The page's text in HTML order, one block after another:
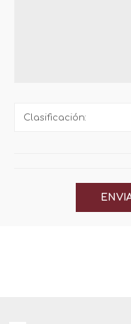
Clasificación: